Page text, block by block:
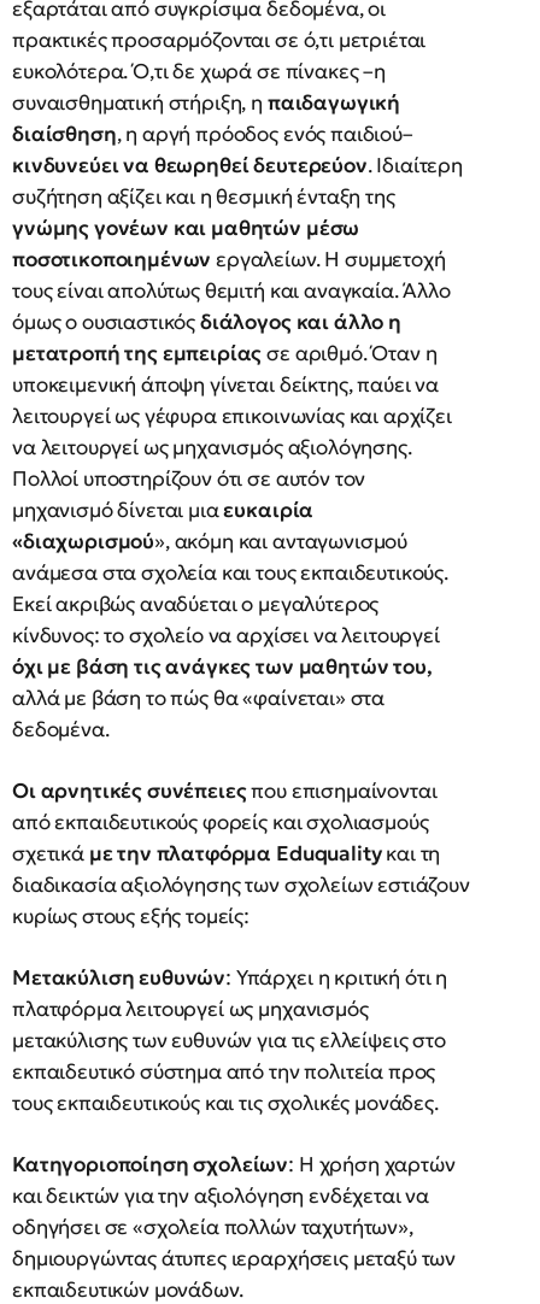
εξαρτάται από συγκρίσιμα δεδομένα, οι
πρακτικές προσαρμόζονται σε ό,τι μετριέται
ευκολότερα. Ό,τι δε χωρά σε πίνακες –η
συναισθηματική στήριξη, η παιδαγωγική
διαίσθηση, η αργή πρόοδος ενός παιδιού–
κινδυνεύει να θεωρηθεί δευτερεύον. Ιδιαίτερη
συζήτηση αξίζει και η θεσμική ένταξη της
γνώμης γονέων και μαθητών μέσω
ποσοτικοποιημένων εργαλείων. Η συμμετοχή
τους είναι απολύτως θεμιτή και αναγκαία. Άλλο
όμως ο ουσιαστικόςδιάλογος και άλλο η
μετατροπή της εμπειρίαςσε αριθμό. Όταν η
υποκειμενική άποψη γίνεται δείκτης, παύει να
λειτουργεί ως γέφυρα επικοινωνίας και αρχίζει
να λειτουργεί ως μηχανισμός αξιολόγησης.
Πολλοί υποστηρίζουν ότι σε αυτόν τον
μηχανισμό δίνεται μιαευκαιρία
«διαχωρισμού», ακόμη και ανταγωνισμού
ανάμεσα στα σχολεία και τους εκπαιδευτικούς.
Εκεί ακριβώς αναδύεται ο μεγαλύτερος
κίνδυνος: το σχολείο να αρχίσει να λειτουργεί
όχι με βάση τις ανάγκες των μαθητών του,
αλλά με βάση το πώς θα «φαίνεται» στα
δεδομένα.
Οι αρνητικές συνέπειεςπου επισημαίνονται
από εκπαιδευτικούς φορείς και σχολιασμούς
σχετικά με την πλατφόρμα Eduqualityκαι τη
διαδικασία αξιολόγησης των σχολείων εστιάζουν
κυρίως στους εξής τομείς:
Μετακύλιση ευθυνών: Υπάρχει η κριτική ότι η
πλατφόρμα λειτουργεί ως μηχανισμός
μετακύλισης των ευθυνών για τις ελλείψεις στο
εκπαιδευτικό σύστημα από την πολιτεία προς
τους εκπαιδευτικούς και τις σχολικές μονάδες.
Κατηγοριοποίηση σχολείων: Η χρήση χαρτών
και δεικτών για την αξιολόγηση ενδέχεται να
οδηγήσει σε «σχολεία πολλών ταχυτήτων»,
δημιουργώντας άτυπες ιεραρχήσεις μεταξύ των
εκπαιδευτικών μονάδων.